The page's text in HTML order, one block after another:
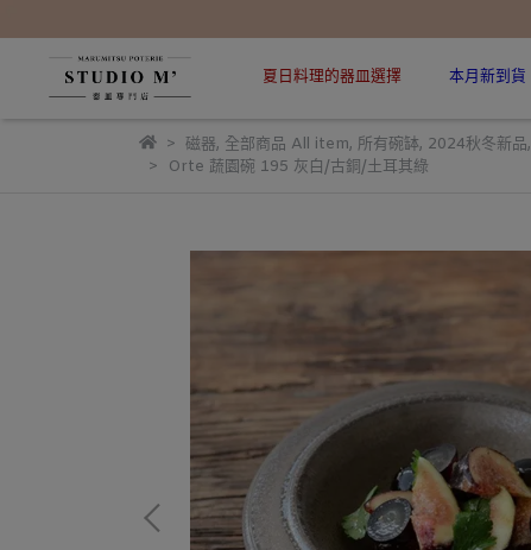
夏日料理的器皿選擇 本月新到貨
磁器, 全部商品 All item, 所有碗缽, 2024秋冬新品,
Orte 蔬園碗 195 灰白/古銅/土耳其綠